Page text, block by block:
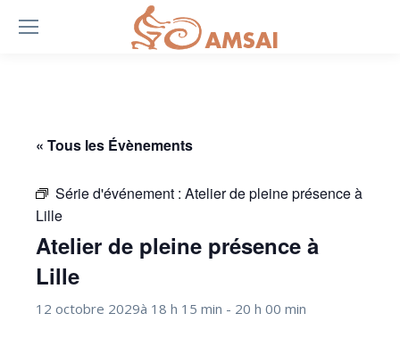
« Tous les Évènements
Série d'événement : Atelier de pleine présence à
Lille
Atelier de pleine présence à
Lille
12 octobre 2029à 18 h 15 min - 20 h 00 min